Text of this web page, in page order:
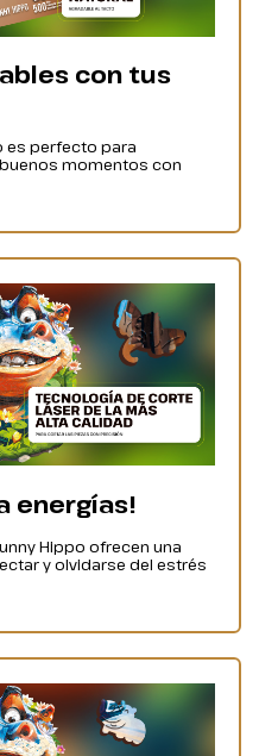
con tus
es perfecto para
momentos con
energías!
Hippo ofrecen una
y olvidarse del estrés